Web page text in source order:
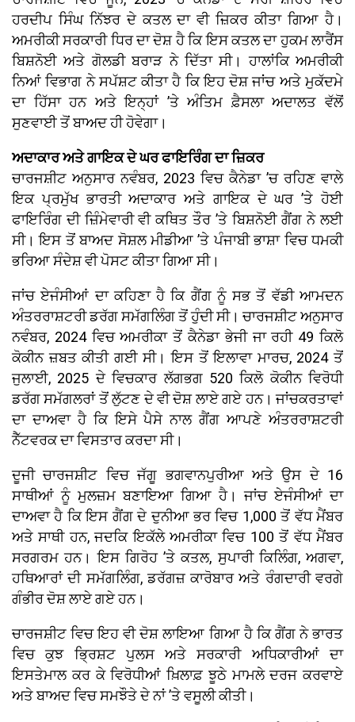
ਹਰਦੀਪ ਸਿੰਘ ਨਿੱਝਰ ਦੇ ਕਤਲ ਦਾ ਵੀ ਜ਼ਿਕਰ ਕੀਤਾ ਗਿਆ ਹੈ।
ਅਮਰੀਕੀ ਸਰਕਾਰੀ ਧਿਰ ਦਾ ਦੋਸ਼ ਹੈ ਕਿ ਇਸ ਕਤਲ ਦਾ ਹੁਕਮ ਲਾਰੈਂਸ
ਬਿਸ਼ਨੋਈ ਅਤੇ ਗੋਲਡੀ ਬਰਾੜ ਨੇ ਦਿੱਤਾ ਸੀ। ਹਾਲਾਂਕਿ ਅਮਰੀਕੀ
ਨਿਆਂ ਵਿਭਾਗ ਨੇ ਸਪੱਸ਼ਟ ਕੀਤਾ ਹੈ ਕਿ ਇਹ ਦੋਸ਼ ਜਾਂਚ ਅਤੇ ਮੁਕੱਦਮੇ
ਦਾ ਹਿੱਸਾ ਹਨ ਅਤੇ ਇਨ੍ਹਾਂ ’ਤੇ ਅੰਤਿਮ ਫ਼ੈਸਲਾ ਅਦਾਲਤ ਵੱਲੋਂ
ਸੁਣਵਾਈ ਤੋਂ ਬਾਅਦ ਹੀ ਹੋਵੇਗਾ।
ਅਦਾਕਾਰ ਅਤੇ ਗਾਇਕ ਦੇ ਘਰ ਫਾਇਰਿੰਗ ਦਾ ਜ਼ਿਕਰ
ਚਾਰਜਸ਼ੀਟ ਅਨੁਸਾਰ ਨਵੰਬਰ, 2023 ਵਿਚ ਕੈਨੇਡਾ ’ਚ ਰਹਿਣ ਵਾਲੇ
ਇਕ ਪ੍ਰਮੁੱਖ ਭਾਰਤੀ ਅਦਾਕਾਰ ਅਤੇ ਗਾਇਕ ਦੇ ਘਰ ’ਤੇ ਹੋਈ
ਫਾਇਰਿੰਗ ਦੀ ਜ਼ਿੰਮੇਵਾਰੀ ਵੀ ਕਥਿਤ ਤੌਰ ’ਤੇ ਬਿਸ਼ਨੋਈ ਗੈਂਗ ਨੇ ਲਈ
ਸੀ। ਇਸ ਤੋਂ ਬਾਅਦ ਸੋਸ਼ਲ ਮੀਡੀਆ ’ਤੇ ਪੰਜਾਬੀ ਭਾਸ਼ਾ ਵਿਚ ਧਮਕੀ
ਭਰਿਆ ਸੰਦੇਸ਼ ਵੀ ਪੋਸਟ ਕੀਤਾ ਗਿਆ ਸੀ।
ਜਾਂਚ ਏਜੰਸੀਆਂ ਦਾ ਕਹਿਣਾ ਹੈ ਕਿ ਗੈਂਗ ਨੂੰ ਸਭ ਤੋਂ ਵੱਡੀ ਆਮਦਨ
ਅੰਤਰਰਾਸ਼ਟਰੀ ਡਰੱਗ ਸਮੱਗਲਿੰਗ ਤੋਂ ਹੁੰਦੀ ਸੀ। ਚਾਰਜਸ਼ੀਟ ਅਨੁਸਾਰ
ਨਵੰਬਰ, 2024 ਵਿਚ ਅਮਰੀਕਾ ਤੋਂ ਕੈਨੇਡਾ ਭੇਜੀ ਜਾ ਰਹੀ 49 ਕਿਲੋ
ਕੋਕੀਨ ਜ਼ਬਤ ਕੀਤੀ ਗਈ ਸੀ। ਇਸ ਤੋਂ ਇਲਾਵਾ ਮਾਰਚ, 2024 ਤੋਂ
ਜੁਲਾਈ, 2025 ਦੇ ਵਿਚਕਾਰ ਲੱਗਭਗ 520 ਕਿਲੋ ਕੋਕੀਨ ਵਿਰੋਧੀ
ਡਰੱਗ ਸਮੱਗਲਰਾਂ ਤੋਂ ਲੁੱਟਣ ਦੇ ਵੀ ਦੋਸ਼ ਲਾਏ ਗਏ ਹਨ। ਜਾਂਚਕਰਤਾਵਾਂ
ਦਾ ਦਾਅਵਾ ਹੈ ਕਿ ਇਸੇ ਪੈਸੇ ਨਾਲ ਗੈਂਗ ਆਪਣੇ ਅੰਤਰਰਾਸ਼ਟਰੀ
ਨੈੱਟਵਰਕ ਦਾ ਵਿਸਤਾਰ ਕਰਦਾ ਸੀ।
ਦੂਜੀ ਚਾਰਜਸ਼ੀਟ ਵਿਚ ਜੱਗੂ ਭਗਵਾਨਪੁਰੀਆ ਅਤੇ ਉਸ ਦੇ 16
ਸਾਥੀਆਂ ਨੂੰ ਮੁਲਜ਼ਮ ਬਣਾਇਆ ਗਿਆ ਹੈ। ਜਾਂਚ ਏਜੰਸੀਆਂ ਦਾ
ਦਾਅਵਾ ਹੈ ਕਿ ਇਸ ਗੈਂਗ ਦੇ ਦੁਨੀਆ ਭਰ ਵਿਚ 1,000 ਤੋਂ ਵੱਧ ਮੈਂਬਰ
ਅਤੇ ਸਾਥੀ ਹਨ, ਜਦਕਿ ਇਕੱਲੇ ਅਮਰੀਕਾ ਵਿਚ 100 ਤੋਂ ਵੱਧ ਮੈਂਬਰ
ਸਰਗਰਮ ਹਨ। ਇਸ ਗਿਰੋਹ ’ਤੇ ਕਤਲ, ਸੁਪਾਰੀ ਕਿਲਿੰਗ, ਅਗਵਾ,
ਹਥਿਆਰਾਂ ਦੀ ਸਮੱਗਲਿੰਗ, ਡਰੱਗਜ਼ ਕਾਰੋਬਾਰ ਅਤੇ ਰੰਗਦਾਰੀ ਵਰਗੇ
ਗੰਭੀਰ ਦੋਸ਼ ਲਾਏ ਗਏ ਹਨ।
ਚਾਰਜਸ਼ੀਟ ਵਿਚ ਇਹ ਵੀ ਦੋਸ਼ ਲਾਇਆ ਗਿਆ ਹੈ ਕਿ ਗੈਂਗ ਨੇ ਭਾਰਤ
ਵਿਚ ਕੁਝ ਭ੍ਰਿਸ਼ਟ ਪੁਲਸ ਅਤੇ ਸਰਕਾਰੀ ਅਧਿਕਾਰੀਆਂ ਦਾ
ਇਸਤੇਮਾਲ ਕਰ ਕੇ ਵਿਰੋਧੀਆਂ ਖ਼ਿਲਾਫ਼ ਝੂਠੇ ਮਾਮਲੇ ਦਰਜ ਕਰਵਾਏ
ਅਤੇ ਬਾਅਦ ਵਿਚ ਸਮਝੌਤੇ ਦੇ ਨਾਂ ’ਤੇ ਵਸੂਲੀ ਕੀਤੀ।